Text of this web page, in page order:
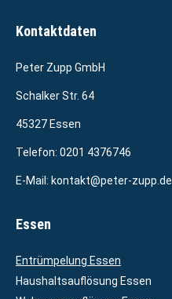
Kontaktdaten
Peter Zupp GmbH
Schalker Str. 64
45327 Essen
Telefon: 0201 4376746
E-Mail: kontakt@peter-zupp.de
Essen
Entrümpelung Essen
Haushaltsauflösung Essen